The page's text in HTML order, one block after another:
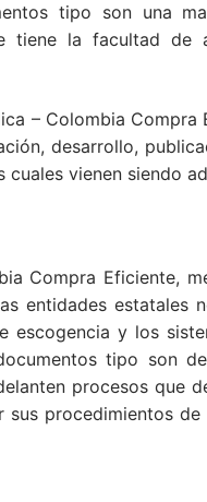
tipo son una
tiene la facultad
– Colombia
desarrollo,
vienen siendo
Compra Eficiente,
entidades estatales
escogencia y los
tipo son
procesos que
procedimientos